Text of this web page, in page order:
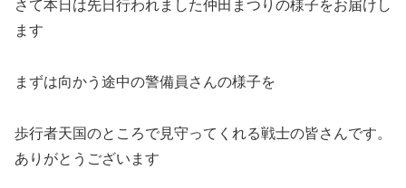
さて本日は先日行われました仲田まつりの様子をお届けし
ます
まずは向かう途中の警備員さんの様子を
歩行者天国のところで見守ってくれる戦士の皆さんです。
ありがとうございます